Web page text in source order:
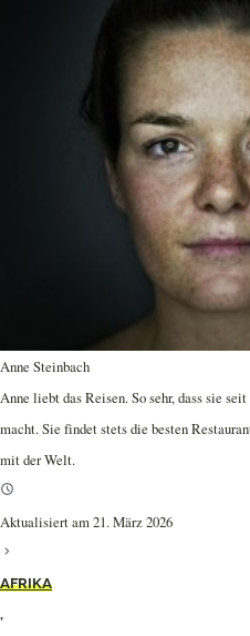
Anne Steinbach
Anne liebt das Reisen. So sehr, dass sie
macht. Sie findet stets die besten
mit der Welt.
Aktualisiert am 21. März 2026
AFRIKA
,